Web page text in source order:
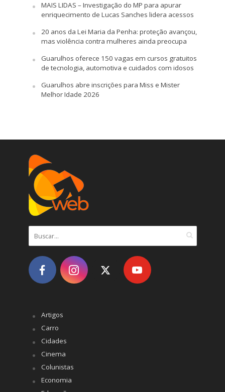
MAIS LIDAS – Investigação do MP para apurar
enriquecimento de Lucas Sanches lidera acessos
20 anos da Lei Maria da Penha: proteção avançou,
mas violência contra mulheres ainda preocupa
Guarulhos oferece 150 vagas em cursos gratuitos
de tecnologia, automotiva e cuidados com idosos
Guarulhos abre inscrições para Miss e Mister
Melhor Idade 2026
Artigos
Carro
Cidades
Cinema
Colunistas
Economia